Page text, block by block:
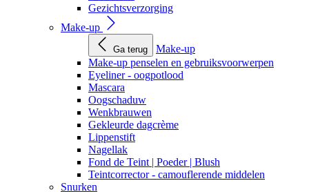
Gezichtsverzorging
Make-up
Ga terug
Make-up
Make-up penselen en gebruiksvoorwerpen
Eyeliner - oogpotlood
Mascara
Oogschaduw
Wenkbrauwen
Gekleurde dagcrème
Lippenstift
Nagellak
Fond de Teint | Poeder | Blush
Teintcorrector - camouflerende middelen
Snurken